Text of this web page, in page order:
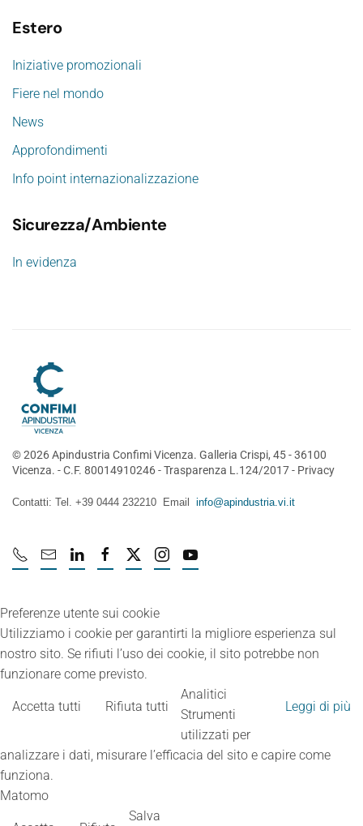
Estero
Iniziative promozionali
Fiere nel mondo
News
Approfondimenti
Info point internazionalizzazione
Sicurezza/Ambiente
In evidenza
©2026Apindustria Confimi Vicenza. Galleria Crispi, 45 - 36100
Vicenza. - C.F. 80014910246 -Trasparenza L.124/2017- Privacy
Contatti: Tel. +39 0444 232210 Email info@apindustria.vi.it
Preferenze utente sui cookie
Utilizziamo i cookie per garantirti la migliore esperienza sul
nostro sito. Se rifiuti l’uso dei cookie, il sito potrebbe non
funzionare come previsto.
Accetta tutti Rifiuta tutti Leggi di più
Analitici
Strumenti
utilizzati per
analizzare i dati, misurare l’efficacia del sito e capire come
funziona.
Matomo
Salva